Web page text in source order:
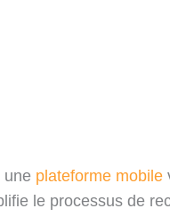
une plateforme mobile
le processus de